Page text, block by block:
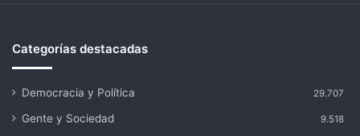
Categorías destacadas
Democracia y Política 29.707
Gente y Sociedad 9.518